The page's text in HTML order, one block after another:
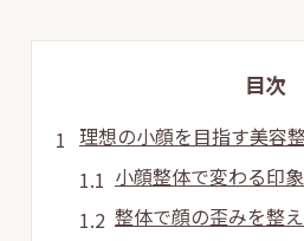
目次
理想の小顔を目指す美容
小顔整体で変わる印
整体で顔の歪みを整